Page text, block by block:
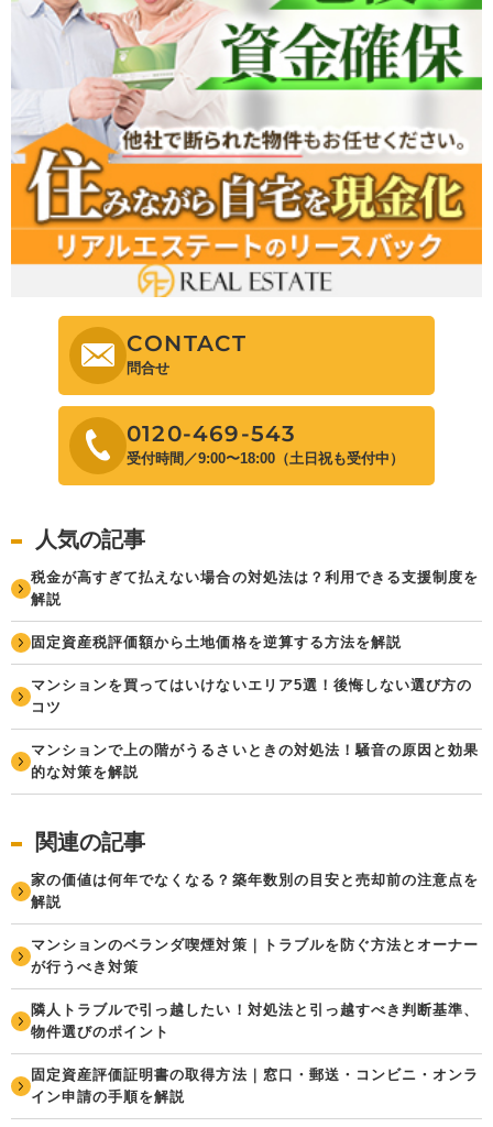
CONTACT
問合せ
0120-469-543
受付時間／9:00〜18:00（土日祝も受付中）
人気の記事
税金が高すぎて払えない場合の対処法は？利用できる支援制度を
解説
固定資産税評価額から土地価格を逆算する方法を解説
マンションを買ってはいけないエリア5選！後悔しない選び方の
コツ
マンションで上の階がうるさいときの対処法！騒音の原因と効果
的な対策を解説
関連の記事
家の価値は何年でなくなる？築年数別の目安と売却前の注意点を
解説
マンションのベランダ喫煙対策｜トラブルを防ぐ方法とオーナー
が行うべき対策
隣人トラブルで引っ越したい！対処法と引っ越すべき判断基準、
物件選びのポイント
固定資産評価証明書の取得方法｜窓口・郵送・コンビニ・オンラ
イン申請の手順を解説